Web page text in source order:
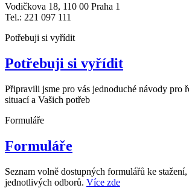
Vodičkova 18, 110 00 Praha 1
Tel.: 221 097 111
Potřebuji si vyřídit
Potřebuji si vyřídit
Připravili jsme pro vás jednoduché návody pro
situací a Vašich potřeb
Formuláře
Formuláře
Seznam volně dostupných formulářů ke
jednotlivých odborů. Více zde